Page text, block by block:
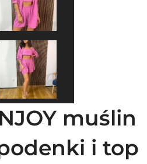
muślin
i top